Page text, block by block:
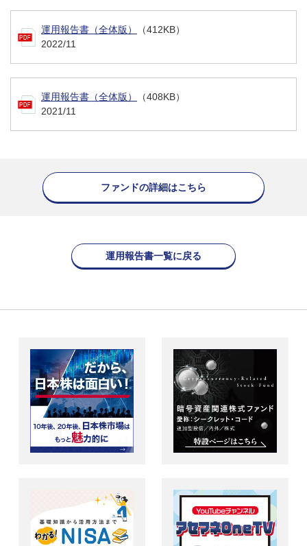
運用報告書（全体版）
（412KB）
2022/11
運用報告書（全体版）
（408KB）
2021/11
ファンドの詳細はこちら
運用報告書一覧に戻る